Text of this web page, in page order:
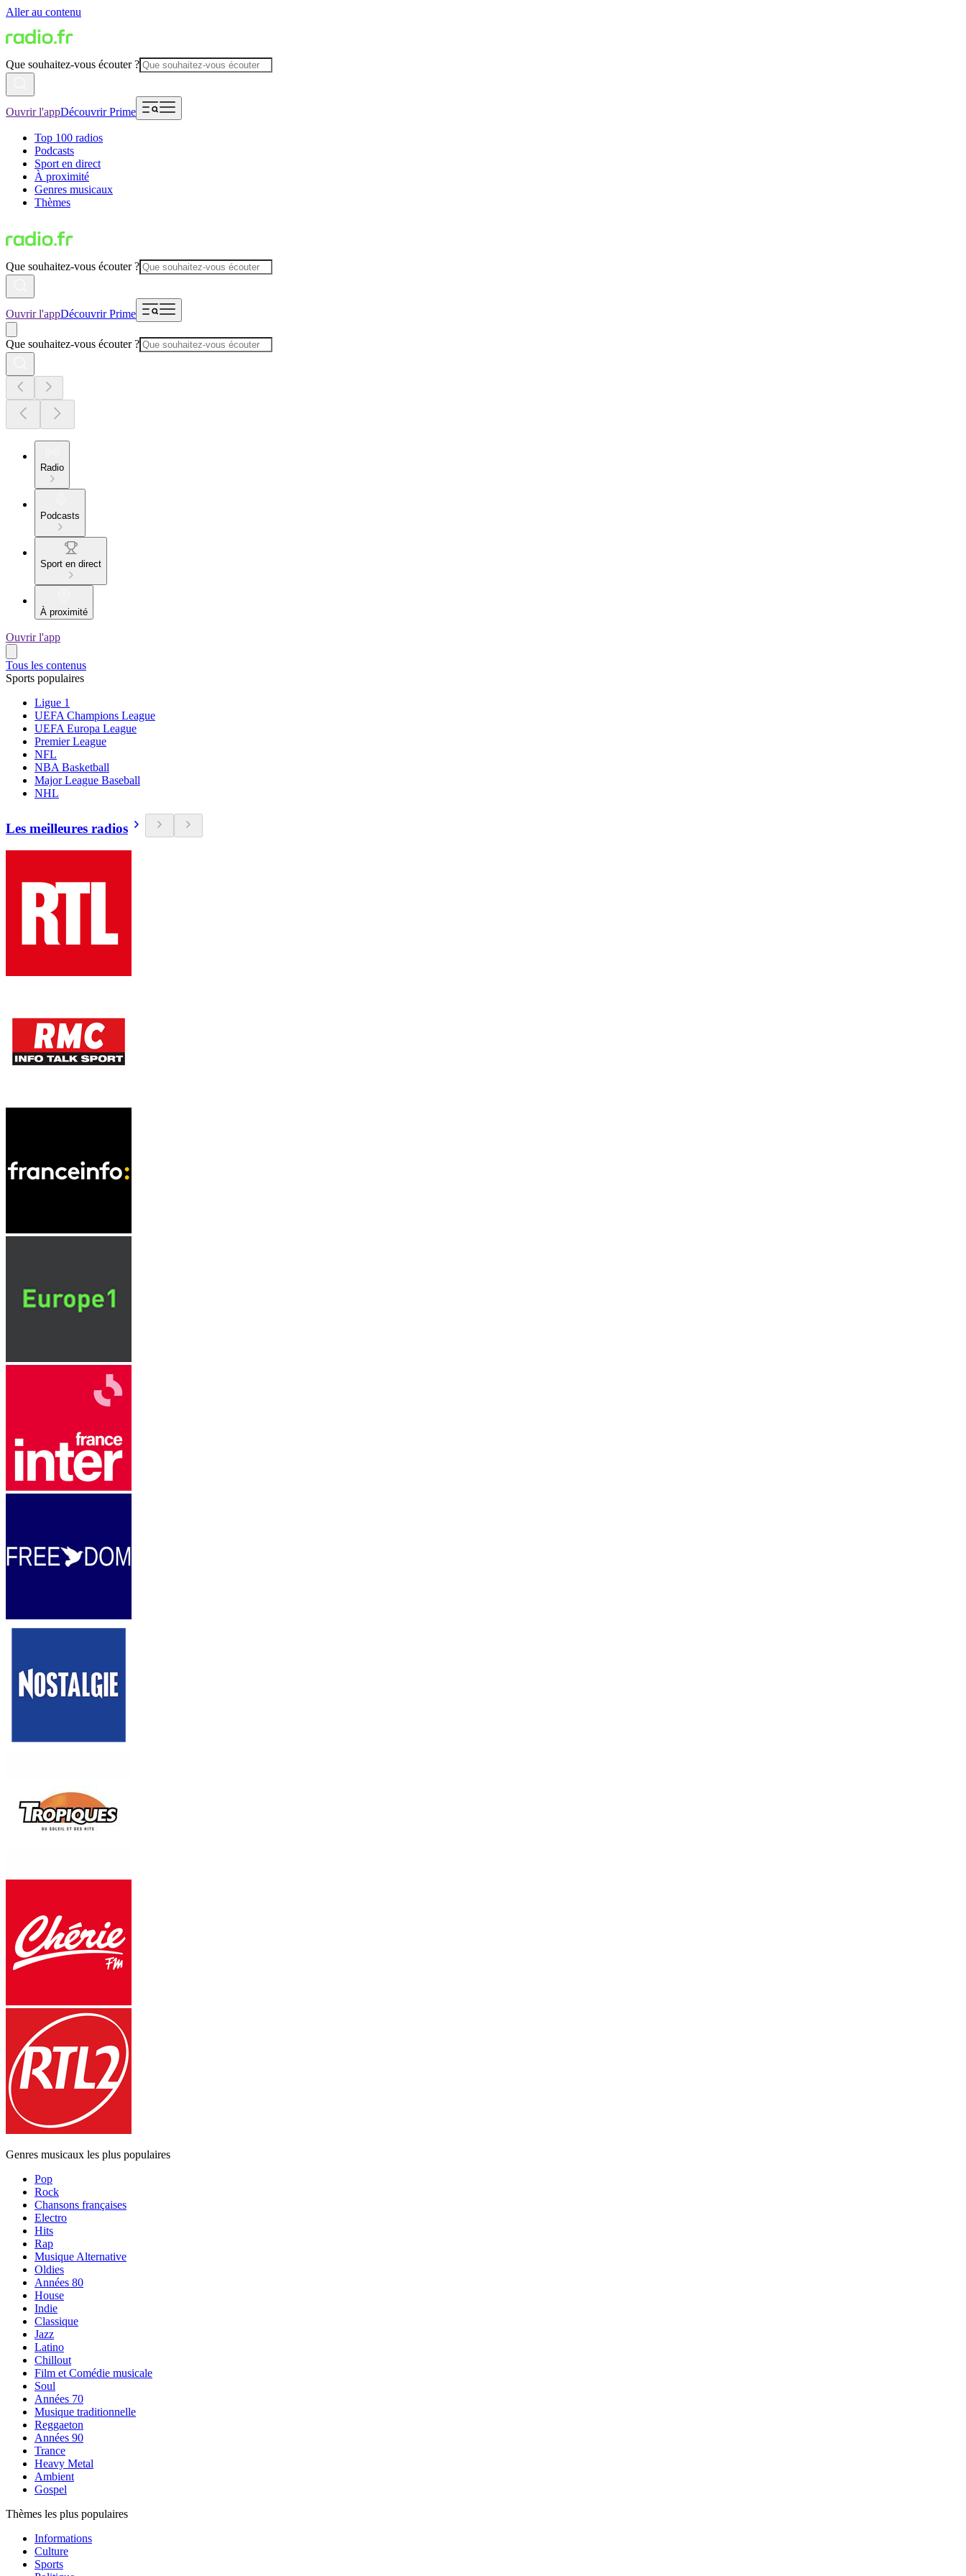
Aller au contenu
Que souhaitez-vous écouter ?
Ouvrir l'appDécouvrir Prime
Top 100 radios
Podcasts
Sport en direct
À proximité
Genres musicaux
Thèmes
Que souhaitez-vous écouter ?
Ouvrir l'appDécouvrir Prime
Que souhaitez-vous écouter ?
Radio
Podcasts
Sport en direct
À proximité
Ouvrir l'app
Tous les contenus
Sports populaires
Ligue 1
UEFA Champions League
UEFA Europa League
Premier League
NFL
NBA Basketball
Major League Baseball
NHL
Les meilleures radios
Genres musicaux les plus populaires
Pop
Rock
Chansons françaises
Electro
Hits
Rap
Musique Alternative
Oldies
Années 80
House
Indie
Classique
Jazz
Latino
Chillout
Film et Comédie musicale
Soul
Années 70
Musique traditionnelle
Reggaeton
Années 90
Trance
Heavy Metal
Ambient
Gospel
Thèmes les plus populaires
Informations
Culture
Sports